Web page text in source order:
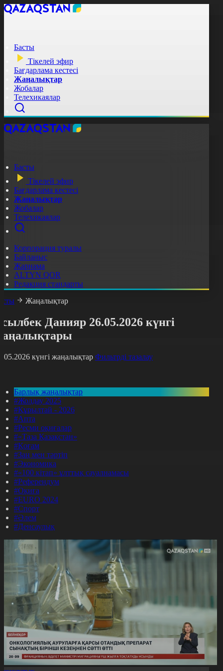
Басты
Тікелей эфир
Бағдарлама кестесі
Жаңалықтар
Жобалар
Телехикаялар
Басты
Тікелей эфир
Бағдарлама кестесі
Жаңалықтар
Жобалар
Телехикаялар
Корпорация туралы
Байланыс
Жарнама
ALTYN QOR
Редакция стандарты
Жаңалықтар
Данияр 26.05.2026 күнгі
күнгі жаңалықтар Фильтрді тазалау
Барлық жаңалықтар
#Жолдау 2025
#Құрылтай - 2026
#Апта
#Ресми оқиғалар
#«Таза Қазақстан»
#Қоғам
#Заң мен тәртіп
#Экономика
#«100 кітап» ұлттық сауалнамасы
#Референдум
#Оқиға
#EURO 2024
#Спорт
#Әлем
#Денсаулық